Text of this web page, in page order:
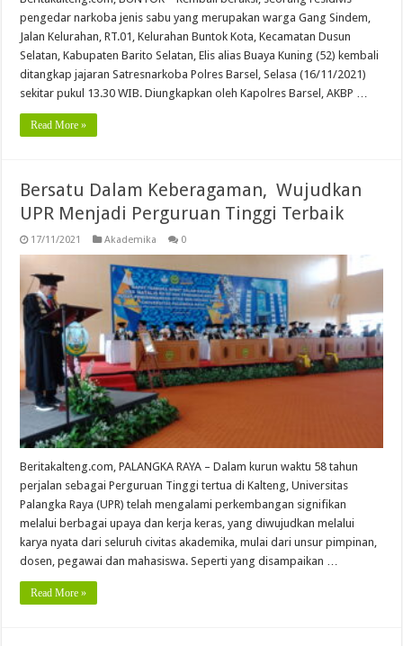
pengedar narkoba jenis sabu yang merupakan warga Gang Sindem,
Jalan Kelurahan, RT.01, Kelurahan Buntok Kota, Kecamatan Dusun
Selatan, Kabupaten Barito Selatan, Elis alias Buaya Kuning (52) kembali
ditangkap jajaran Satresnarkoba Polres Barsel, Selasa (16/11/2021)
sekitar pukul 13.30 WIB. Diungkapkan oleh Kapolres Barsel, AKBP …
Read More »
Bersatu Dalam Keberagaman, Wujudkan
UPR Menjadi Perguruan Tinggi Terbaik
17/11/2021 Akademika 0
Beritakalteng.com, PALANGKA RAYA – Dalam kurun waktu 58 tahun
perjalan sebagai Perguruan Tinggi tertua di Kalteng, Universitas
Palangka Raya (UPR) telah mengalami perkembangan signifikan
melalui berbagai upaya dan kerja keras, yang diwujudkan melalui
karya nyata dari seluruh civitas akademika, mulai dari unsur pimpinan,
dosen, pegawai dan mahasiswa. Seperti yang disampaikan …
Read More »